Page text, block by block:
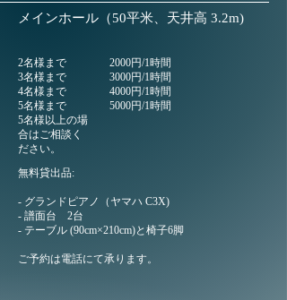
メインホール（50平米、天井高 3.2m)
2名様まで
3名様まで
4名様まで
5名様まで
5名様以上の場
合はご相談く
ださい。
2000円/1時間
3000円/1時間
4000円/1時間
5000円/1時間
無料貸出品:
- グランドピアノ（ヤマハ C3X)
- 譜面台 2台
- テーブル (90cm×210cm)と椅子6脚
ご予約は電話にて承ります。